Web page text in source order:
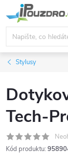
na
obsah
Stylusy
Tech-
Kód produktu: